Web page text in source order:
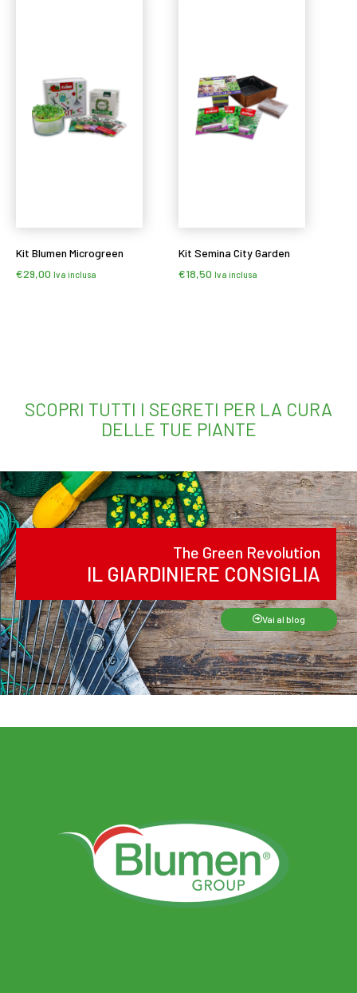
Kit Blumen Microgreen
€29,00 Iva inclusa
Kit Semina City Garden
€18,50 Iva inclusa
SCOPRI TUTTI I SEGRETI PER LA CURA
DELLE TUE PIANTE
The Green Revolution
IL GIARDINIERE CONSIGLIA
Vai al blog